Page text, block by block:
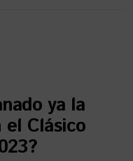
ya la
el Clásico